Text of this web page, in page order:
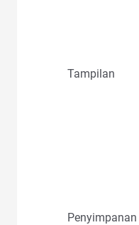
Tampilan
Penyimpanan